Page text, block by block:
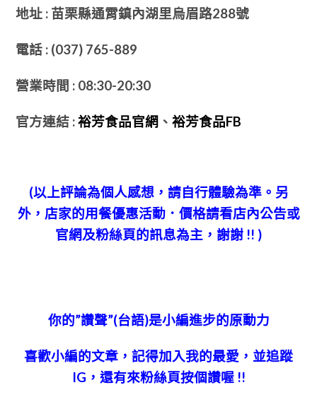
地址 : 苗栗縣通霄鎮內湖里烏眉路288號
電話 : (037) 765-889
營業時間 : 08:30-20:30
官方連結 :裕芳食品官網 、 裕芳食品FB
(以上評論為個人感想，請自行體驗為準。另
外， 店家的用餐優惠活動．價格請看店內公告或
官網及粉絲頁的訊息為主，謝謝 !! )
你的”讚聲”(台語)是小編進步的原動力
喜歡小編的文章，記得加入我的最愛，並追蹤
IG，還有來粉絲頁按個讚喔 !!